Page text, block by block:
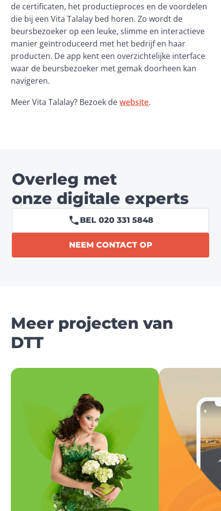
de certificaten, het productieproces en de voordelen
die bij een Vita Talalay bed horen. Zo wordt de
beursbezoeker op een leuke, slimme en interactieve
manier geïntroduceerd met het bedrijf en haar
producten. De app kent een overzichtelijke interface
waar de beursbezoeker met gemak doorheen kan
navigeren.
Meer Vita Talalay? Bezoek de website.
Overleg met
onze digitale experts
BEL 020 331 5848
NEEM CONTACT OP
Meer projecten van
DTT